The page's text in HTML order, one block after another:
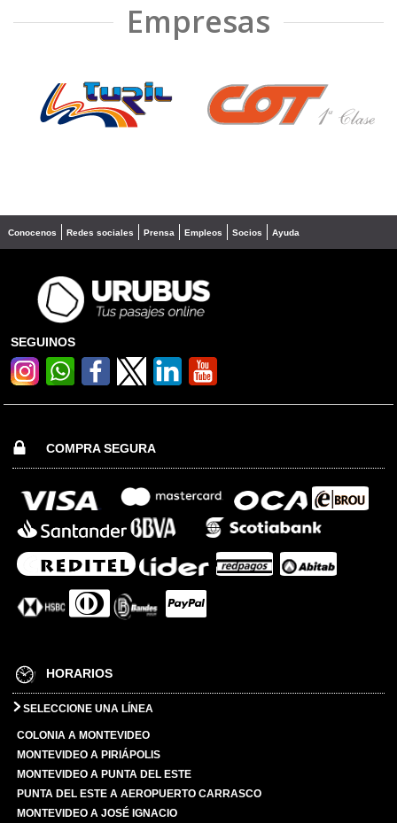
Empresas
❮ ❯
Conocenos Redes sociales Prensa Empleos Socios Ayuda
SEGUINOS
COMPRA SEGURA
HORARIOS
SELECCIONE UNA LÍNEA
COLONIA A MONTEVIDEO
MONTEVIDEO A PIRIÁPOLIS
MONTEVIDEO A PUNTA DEL ESTE
PUNTA DEL ESTE A AEROPUERTO CARRASCO
MONTEVIDEO A JOSÉ IGNACIO